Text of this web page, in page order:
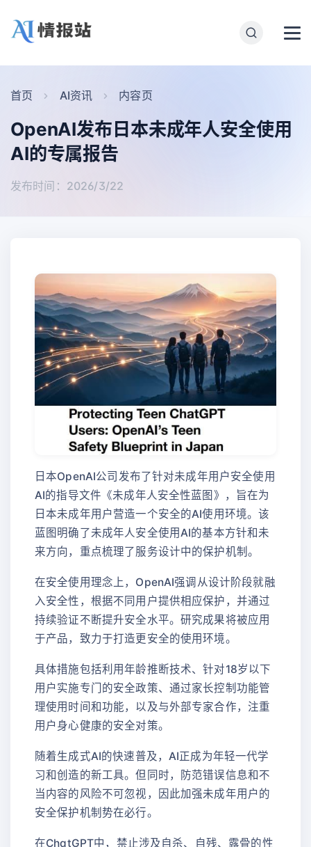
首页 AI资讯 内容页
OpenAI发布日本未成年人安全使用
AI的专属报告
发布时间：2026/3/22
日本OpenAI公司发布了针对未成年用户安全使用
AI的指导文件《未成年人安全性蓝图》，旨在为
日本未成年用户营造一个安全的AI使用环境。该
蓝图明确了未成年人安全使用AI的基本方针和未
来方向，重点梳理了服务设计中的保护机制。
在安全使用理念上，OpenAI强调从设计阶段就融
入安全性，根据不同用户提供相应保护，并通过
持续验证不断提升安全水平。研究成果将被应用
于产品，致力于打造更安全的使用环境。
具体措施包括利用年龄推断技术、针对18岁以下
用户实施专门的安全政策、通过家长控制功能管
理使用时间和功能，以及与外部专家合作，注重
用户身心健康的安全对策。
随着生成式AI的快速普及，AI正成为年轻一代学
习和创造的新工具。但同时，防范错误信息和不
当内容的风险不可忽视，因此加强未成年用户的
安全保护机制势在必行。
在ChatGPT中，禁止涉及自杀、自残、露骨的性